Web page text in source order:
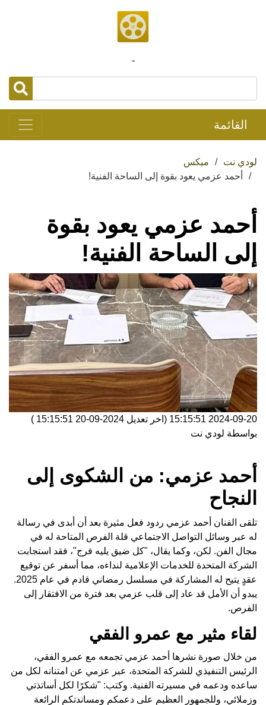
-
القائمة
لودي نت
ميكس
أحمد عزمي يعود بقوة إلى الساحة الفنية!
أحمد عزمي يعود بقوة
إلى الساحة الفنية!
2024-09-20 15:15:51 (اخر تعديل 2024-09-20 15:15:51
)
بواسطة لودي نت
أحمد عزمي: من الشكوى إلى
النجاح
تلقى الفنان أحمد عزمي ردود فعل مثيرة بعد أن أبدى في رسالة
له عبر وسائل التواصل الاجتماعي قلة الفرص المتاحة له في
مجال الفن. لكن، وكما يقال، "كل ضيق يليه فرج"، فقد استجابت
الشركة المتحدة للخدمات الإعلامية لنداءه، مما أسفر عن توقيع
عقدٍ يتيح له المشاركة في مسلسل رمضاني قادم في عام 2025.
يبدو أن الأمل قد عاد إلى قلب عزمي بعد فترة من الافتقار إلى
الفرص.
لقاء مثير مع عمرو الفقي
من خلال صورة نشرها أحمد عزمي تجمعه مع عمرو الفقي،
الرئيس التنفيذي للشركة المتحدة، عبر عزمي عن امتنانه لكل من
ساعده ودعمه في مسيرته الفنية. وكتب: "شكرًا لكل أساتذتي
وزملائي، وللجمهور العظيم على دعمكم ومساندتكم الرائعة